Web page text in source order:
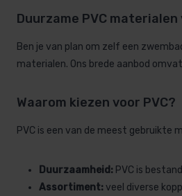
Duurzame PVC
Ben je van plan om zelf een
materialen. Ons brede aanbod
Waarom kiezen voor PVC?
PVC is een van de meest gebruikte
Duurzaamheid: PVC is
Assortiment: veel diverse